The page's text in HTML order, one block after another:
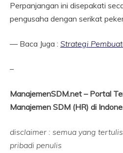
Perpanjangan ini disepakati
pengusaha dengan serikat
— Baca Juga : Strategi
–
ManajemenSDM.net – Portal
Manajemen SDM (HR) di
disclaimer : semua yang
pribadi penulis